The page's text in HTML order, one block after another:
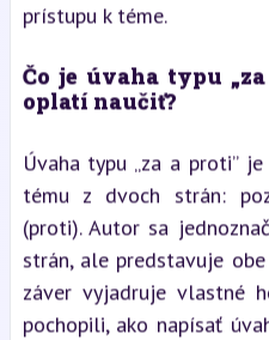
prístupu k téme.
Čo je úvaha typu
oplatí naučiť?
Úvaha typu „za a proti”
tému z dvoch strán:
(proti). Autor sa
strán, ale predstavuje
záver vyjadruje vlastné
pochopili, ako napísať